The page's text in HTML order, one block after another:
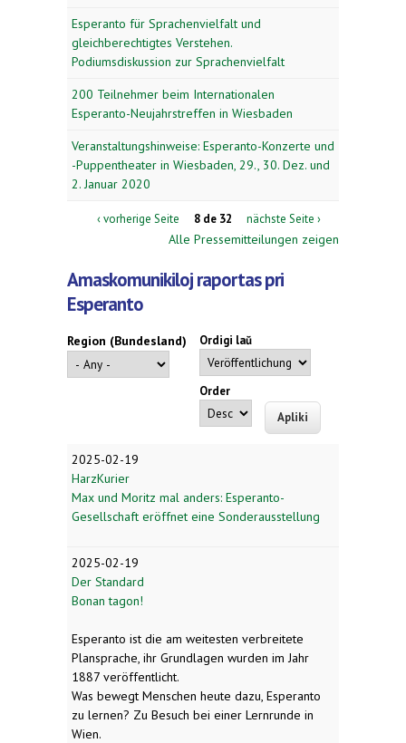
Esperanto für Sprachenvielfalt und
gleichberechtigtes Verstehen.
Podiumsdiskussion zur Sprachenvielfalt
200 Teilnehmer beim Internationalen
Esperanto-Neujahrstreffen in Wiesbaden
Veranstaltungshinweise: Esperanto-Konzerte und
-Puppentheater in Wiesbaden, 29., 30. Dez. und
2. Januar 2020
‹ vorherige Seite 8 de 32 nächste Seite ›
Alle Pressemitteilungen zeigen
Amaskomunikiloj raportas pri
Esperanto
Region (Bundesland) Ordigi laŭ
Order
2025-02-19
HarzKurier
Max und Moritz mal anders: Esperanto-
Gesellschaft eröffnet eine Sonderausstellung
2025-02-19
Der Standard
Bonan tagon!
Esperanto ist die am weitesten verbreitete
Plansprache, ihr Grundlagen wurden im Jahr
1887 veröffentlicht.
Was bewegt Menschen heute dazu, Esperanto
zu lernen? Zu Besuch bei einer Lernrunde in
Wien.